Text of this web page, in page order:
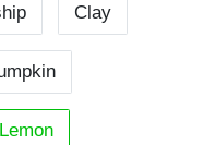
Clay
Lemon